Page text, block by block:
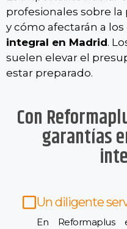
profesionales sobre
y cómo afectarán a los
integral en Madrid.
suelen elevar el
estar preparado.
Con
garantías
Un diligente
En Reformaplus